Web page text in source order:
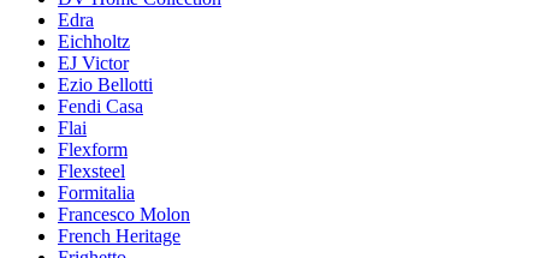
Edra
Eichholtz
EJ Victor
Ezio Bellotti
Fendi Casa
Flai
Flexform
Flexsteel
Formitalia
Francesco Molon
French Heritage